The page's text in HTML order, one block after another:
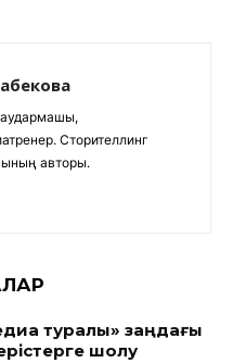
Сторителлинг
авторы.
туралы» заңдағы
шолу